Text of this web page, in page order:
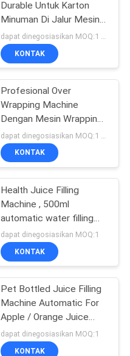
Durable Untuk Karton
Minuman Di Jalur Mesin
Kemasan Otomatis
KONTAK
Profesional Over
Wrapping Machine
Dengan Mesin Wrapping
Otomatis CE Certificate
KONTAK
Health Juice Filling
Machine , 500ml
automatic water filling
machine
dapat dinegosiasikan MOQ:1
KONTAK
Pet Bottled Juice Filling
Machine Automatic For
Apple / Orange Juice
Plant
dapat dinegosiasikan MOQ:1
KONTAK